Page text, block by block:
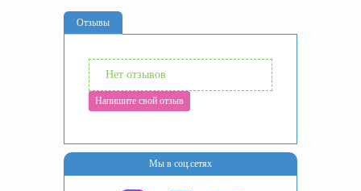
Отзывы
Нет отзывов
Напишите свой отзыв
Мы в соц.сетях